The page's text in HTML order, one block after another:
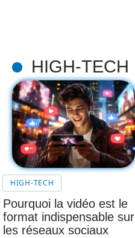
HIGH-TECH
HIGH-TECH
Pourquoi la vidéo est le
format indispensable sur
les réseaux sociaux